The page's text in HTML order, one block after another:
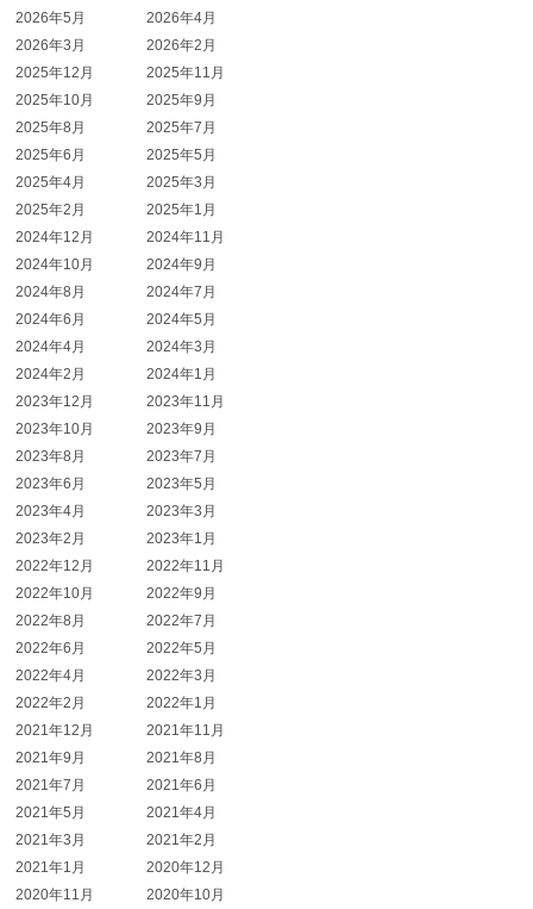
2026年5月
2026年4月
2026年3月
2026年2月
2025年12月
2025年11月
2025年10月
2025年9月
2025年8月
2025年7月
2025年6月
2025年5月
2025年4月
2025年3月
2025年2月
2025年1月
2024年12月
2024年11月
2024年10月
2024年9月
2024年8月
2024年7月
2024年6月
2024年5月
2024年4月
2024年3月
2024年2月
2024年1月
2023年12月
2023年11月
2023年10月
2023年9月
2023年8月
2023年7月
2023年6月
2023年5月
2023年4月
2023年3月
2023年2月
2023年1月
2022年12月
2022年11月
2022年10月
2022年9月
2022年8月
2022年7月
2022年6月
2022年5月
2022年4月
2022年3月
2022年2月
2022年1月
2021年12月
2021年11月
2021年9月
2021年8月
2021年7月
2021年6月
2021年5月
2021年4月
2021年3月
2021年2月
2021年1月
2020年12月
2020年11月
2020年10月